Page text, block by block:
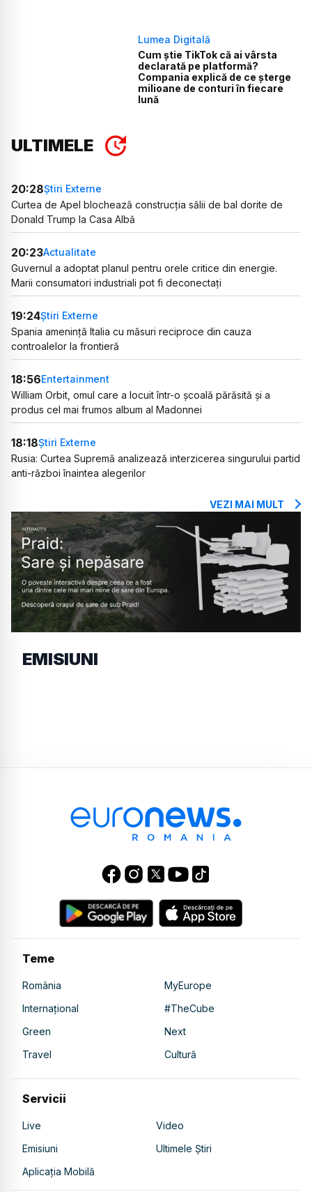
Lumea Digitală
Cum știe TikTok că ai vârsta
declarată pe platformă?
Compania explică de ce șterge
milioane de conturi în fiecare
lună
ULTIMELE
20:28Știri Externe
Curtea de Apel blochează construcția sălii de bal dorite de
Donald Trump la Casa Albă
20:23Actualitate
Guvernul a adoptat planul pentru orele critice din energie.
Marii consumatori industriali pot fi deconectați
19:24Știri Externe
Spania amenință Italia cu măsuri reciproce din cauza
controalelor la frontieră
18:56Entertainment
William Orbit, omul care a locuit într-o școală părăsită și a
produs cel mai frumos album al Madonnei
18:18Știri Externe
Rusia: Curtea Supremă analizează interzicerea singurului partid
anti-război înaintea alegerilor
VEZI MAI MULT
EMISIUNI
Teme
România
MyEurope
Internațional
#TheCube
Green
Next
Travel
Cultură
Servicii
Live
Video
Emisiuni
Ultimele Știri
Aplicația Mobilă